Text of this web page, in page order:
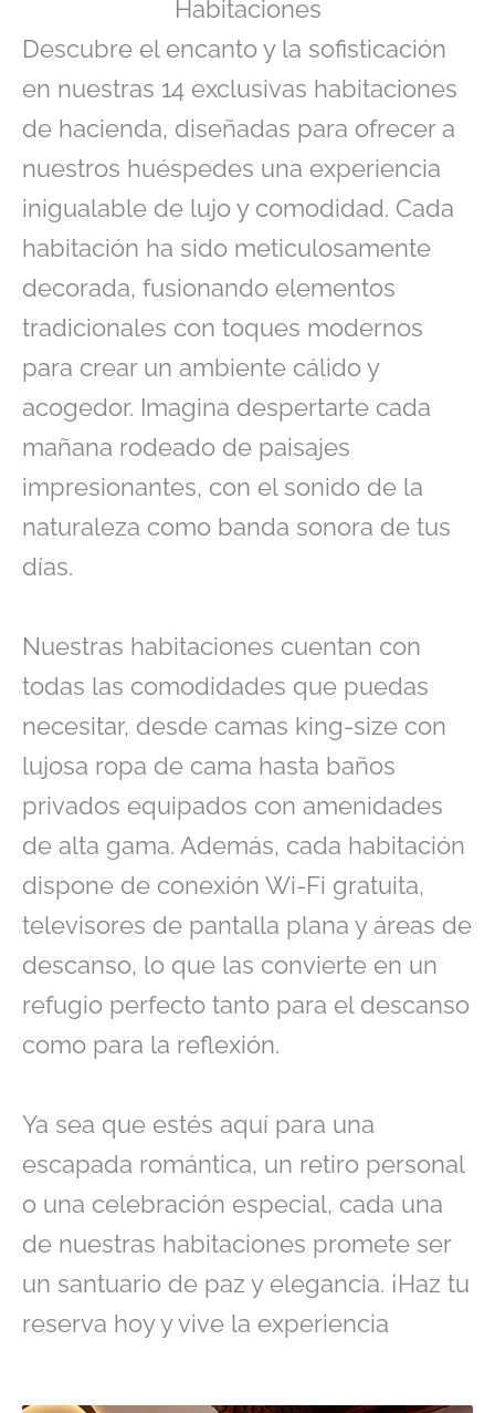
Habitaciones
Descubre el encanto y la sofisticación
en nuestras 14 exclusivas habitaciones
de hacienda, diseñadas para ofrecer a
nuestros huéspedes una experiencia
inigualable de lujo y comodidad. Cada
habitación ha sido meticulosamente
decorada, fusionando elementos
tradicionales con toques modernos
para crear un ambiente cálido y
acogedor. Imagina despertarte cada
mañana rodeado de paisajes
impresionantes, con el sonido de la
naturaleza como banda sonora de tus
días.
Nuestras habitaciones cuentan con
todas las comodidades que puedas
necesitar, desde camas king-size con
lujosa ropa de cama hasta baños
privados equipados con amenidades
de alta gama. Además, cada habitación
dispone de conexión Wi-Fi gratuita,
televisores de pantalla plana y áreas de
descanso, lo que las convierte en un
refugio perfecto tanto para el descanso
como para la reflexión.
Ya sea que estés aquí para una
escapada romántica, un retiro personal
o una celebración especial, cada una
de nuestras habitaciones promete ser
un santuario de paz y elegancia. ¡Haz tu
reserva hoy y vive la experiencia